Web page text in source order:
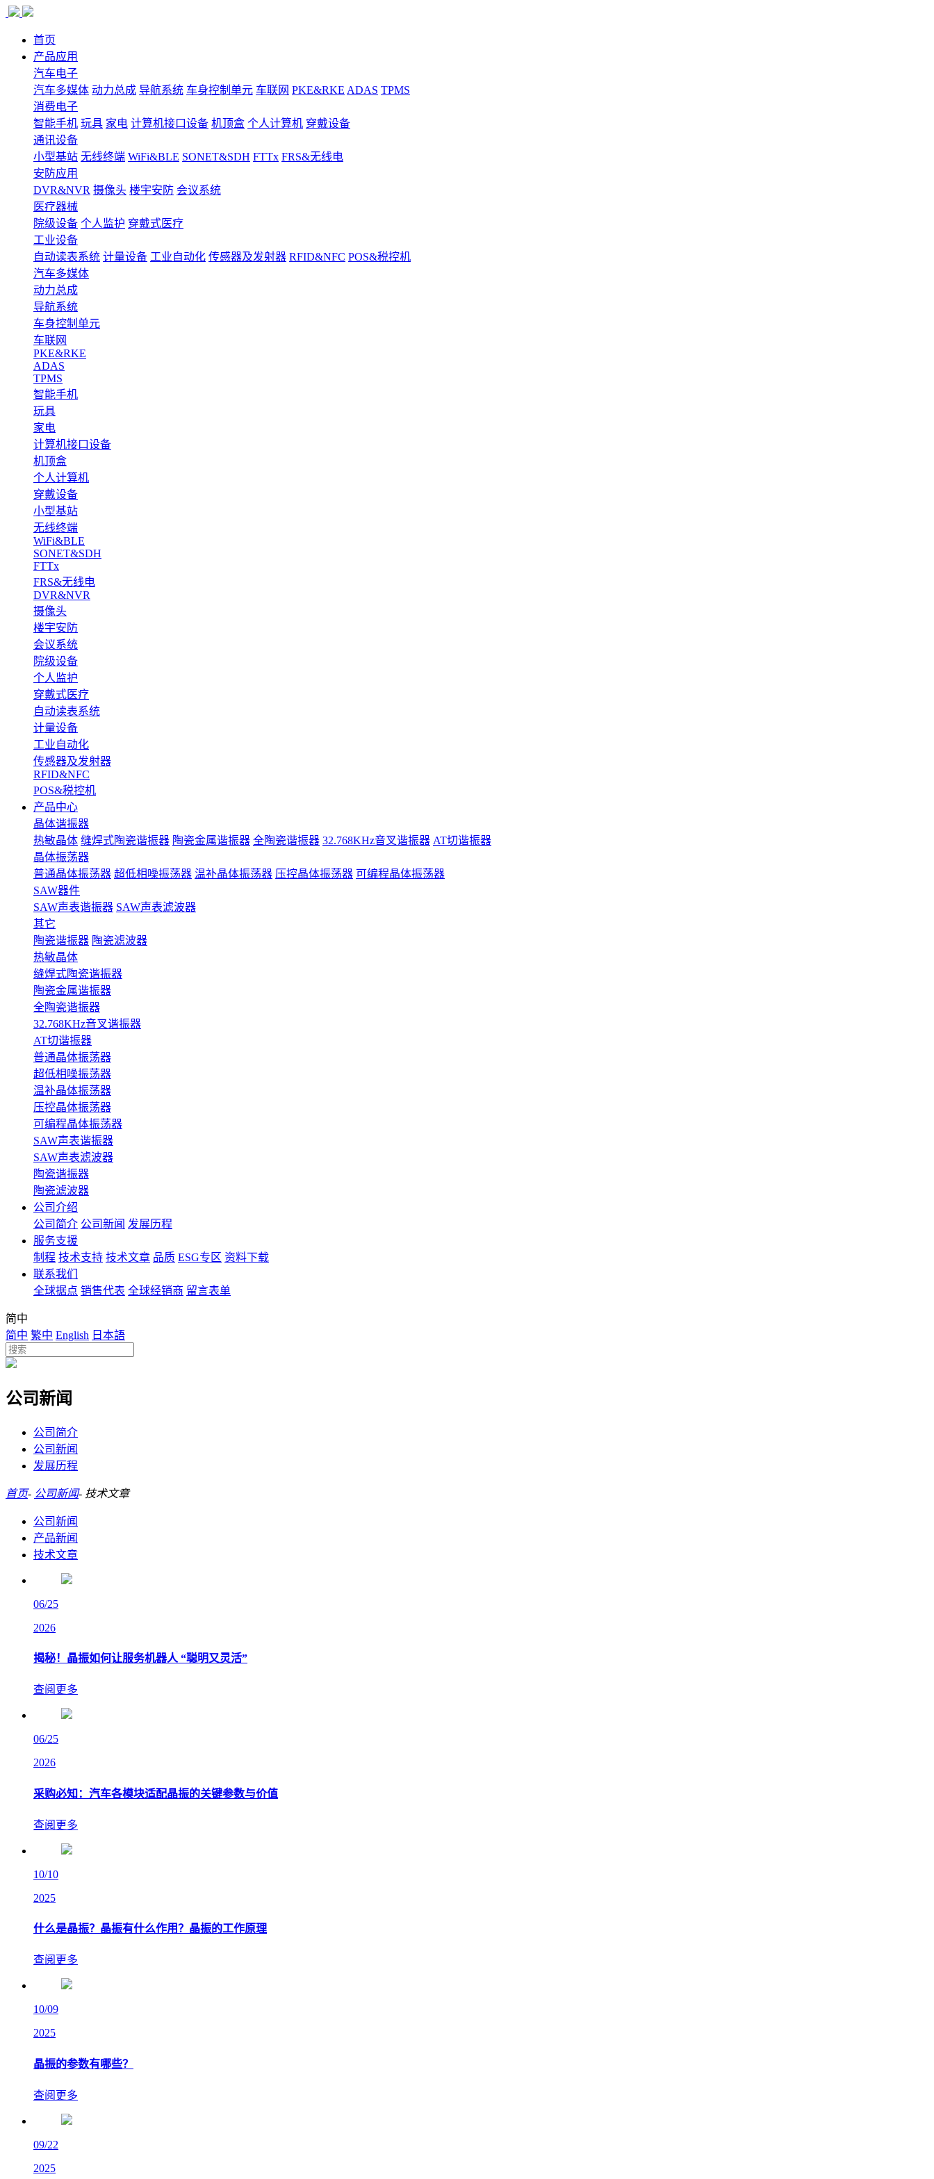
首页
产品应用
汽车电子
汽车多媒体 动力总成 导航系统 车身控制单元 车联网 PKE&RKE ADAS TPMS
消费电子
智能手机 玩具 家电 计算机接口设备 机顶盒 个人计算机 穿戴设备
通讯设备
小型基站 无线终端 WiFi&BLE SONET&SDH FTTx FRS&无线电
安防应用
DVR&NVR 摄像头 楼宇安防 会议系统
医疗器械
院级设备 个人监护 穿戴式医疗
工业设备
自动读表系统 计量设备 工业自动化 传感器及发射器 RFID&NFC POS&税控机
汽车多媒体
动力总成
导航系统
车身控制单元
车联网
PKE&RKE
ADAS
TPMS
智能手机
玩具
家电
计算机接口设备
机顶盒
个人计算机
穿戴设备
小型基站
无线终端
WiFi&BLE
SONET&SDH
FTTx
FRS&无线电
DVR&NVR
摄像头
楼宇安防
会议系统
院级设备
个人监护
穿戴式医疗
自动读表系统
计量设备
工业自动化
传感器及发射器
RFID&NFC
POS&税控机
产品中心
晶体谐振器
热敏晶体 缝焊式陶瓷谐振器 陶瓷金属谐振器 全陶瓷谐振器 32.768KHz音叉谐振器 AT切谐振器
晶体振荡器
普通晶体振荡器 超低相噪振荡器 温补晶体振荡器 压控晶体振荡器 可编程晶体振荡器
SAW器件
SAW声表谐振器 SAW声表滤波器
其它
陶瓷谐振器 陶瓷滤波器
热敏晶体
缝焊式陶瓷谐振器
陶瓷金属谐振器
全陶瓷谐振器
32.768KHz音叉谐振器
AT切谐振器
普通晶体振荡器
超低相噪振荡器
温补晶体振荡器
压控晶体振荡器
可编程晶体振荡器
SAW声表谐振器
SAW声表滤波器
陶瓷谐振器
陶瓷滤波器
公司介绍
公司简介 公司新闻 发展历程
服务支援
制程 技术支持 技术文章 品质 ESG专区 资料下载
联系我们
全球据点 销售代表 全球经销商 留言表单
简中
简中 繁中 English 日本語
公司新闻
公司简介
公司新闻
发展历程
首页- 公司新闻- 技术文章
公司新闻
产品新闻
技术文章
06/25
2026
揭秘！晶振如何让服务机器人 “聪明又灵活”
查阅更多
06/25
2026
采购必知：汽车各模块适配晶振的关键参数与价值
查阅更多
10/10
2025
什么是晶振？晶振有什么作用？晶振的工作原理
查阅更多
10/09
2025
晶振的参数有哪些？
查阅更多
09/22
2025